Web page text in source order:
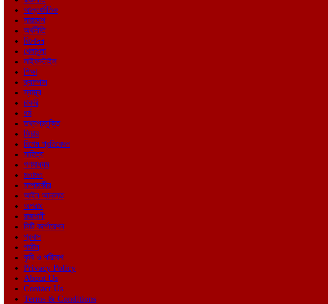
আন্তর্জাতিক
সারাদেশ
অর্থনীতি
বিনোদন
খেলাধুলা
লাইফস্টাইল
শিক্ষা
ক্যাম্পাস
স্বাস্থ্য
চাকরি
ধর্ম
তথ্যপ্রযুক্তি
ফিচার
বিশেষ প্রতিবেদন
সাহিত্য
গণমাধ্যম
মতামত
সম্পাদকীয়
আইন আদালত
অপরাধ
রাজধানী
সিটি কর্পোরেশন
প্রবাস
পর্যটন
কৃষি ও পরিবেশ
Privacy Policy
About Us
Contact Us
Terms & Conditions